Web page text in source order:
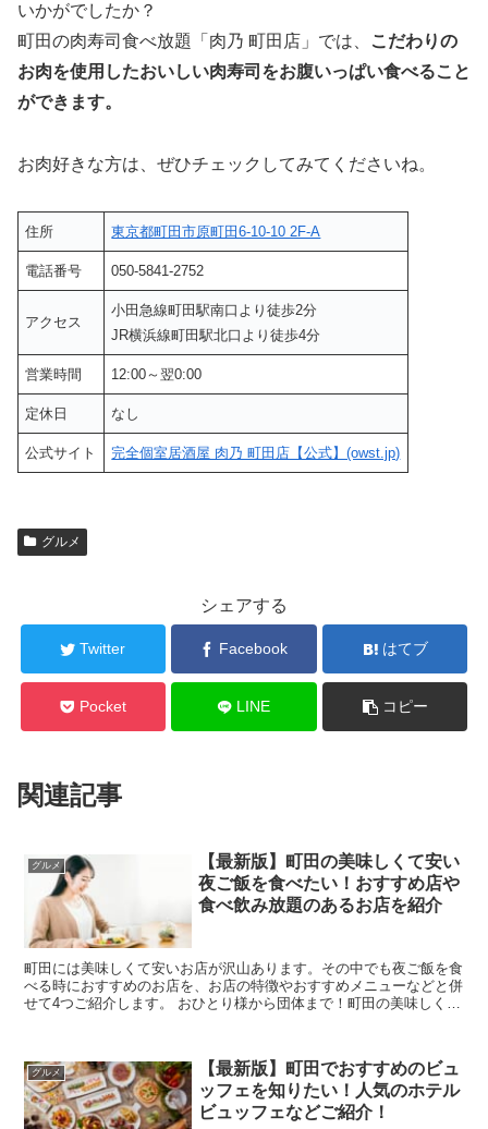
いかがでしたか？
町田の肉寿司食べ放題「肉乃 町田店」では、
こだわりの
お肉を使用したおいしい肉寿司をお腹いっぱい食べること
ができます。
お肉好きな方は、ぜひチェックしてみてくださいね。
住所 東京都町田市原町田6-10-10 2F-A
電話番号 050-5841-2752
アクセス
小田急線町田駅南口より徒歩2分
JR横浜線町田駅北口より徒歩4分
営業時間 12:00～翌0:00
定休日 なし
公式サイト 完全個室居酒屋 肉乃 町田店【公式】(owst.jp)
グルメ
シェアする
Twitter Facebook はてブ
Pocket LINE コピー
関連記事
グルメ
【最新版】町田の美味しくて安い
夜ご飯を食べたい！おすすめ店や
食べ飲み放題のあるお店を紹介
町田には美味しくて安いお店が沢山あります。その中でも夜ご飯を食
べる時におすすめのお店を、お店の特徴やおすすめメニューなどと併
せて4つご紹介します。 おひとり様から団体まで！町田の美味しくて
グルメ
【最新版】町田でおすすめのビュ
ッフェを知りたい！人気のホテル
ビュッフェなどご紹介！